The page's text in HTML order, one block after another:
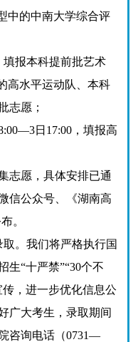
中的中南大学综合评
报本科提前批艺术
高水平运动队、本科
志愿；
日17:00，填报高
愿，具体安排已通
信公众号、《湖南高
。
。我们将严格执行国
生“十严禁”“30个不
，进一步优化信息公
广大考生，录取期间
咨询电话（0731—